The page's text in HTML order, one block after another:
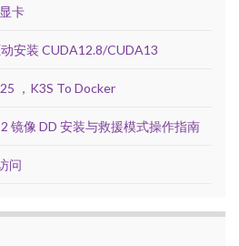
卡
安装 CUDA12.8/CUDA13
，K3S To Docker
镜像 DD 安装与救援模式操作指南
问